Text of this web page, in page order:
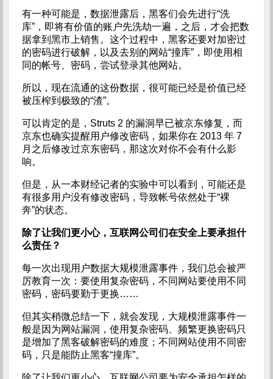
有一种可能是，数据泄露后，黑客们会先进行“洗
库”，即将有价值的账户先洗劫一遍，之后，才会把数
据拿到黑市上销售。这个过程中，黑客还要对加密过
的密码进行破解，以及去别的网站“撞库”，即使用相
同的帐号、密码，尝试登录其他网站。
所以，现在流通的这份数据，很可能已经是价值已经
被压榨到极致的“渣”。
可以肯定的是，Struts 2 的漏洞早已被京东修复，而
京东也确实提醒用户修改密码，如果你在 2013 年 7
月之后修改过京东密码，那这次对你不会有什么影
响。
但是，从一本财经记者的实验中可以看到，可能还是
有很多用户没有修改密码，导致帐号依然处于“裸
奔”的状态。
除了让我们更小心，互联网公司们在安全上要承担什
么责任？
每一次出现用户数据大规模泄露事件，我们总会被严
厉教育一次：要使用复杂密码，不同网站要使用不同
密码，密码要勤于更换……
但其实稍微总结一下，就会发现，大规模泄露事件一
般是因为网站漏洞，使用复杂密码、频繁更换密码只
是增加了黑客破解密码的难度；不同网站使用不同密
码，只是能防止黑客“撞库”。